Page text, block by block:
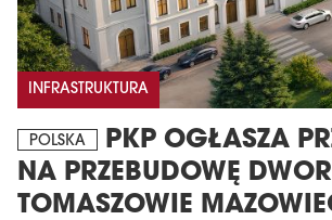
INFRASTRUKTURA
POLSKA
PKP OGŁASZA
NA PRZEBUDOWĘ
TOMASZOWIE